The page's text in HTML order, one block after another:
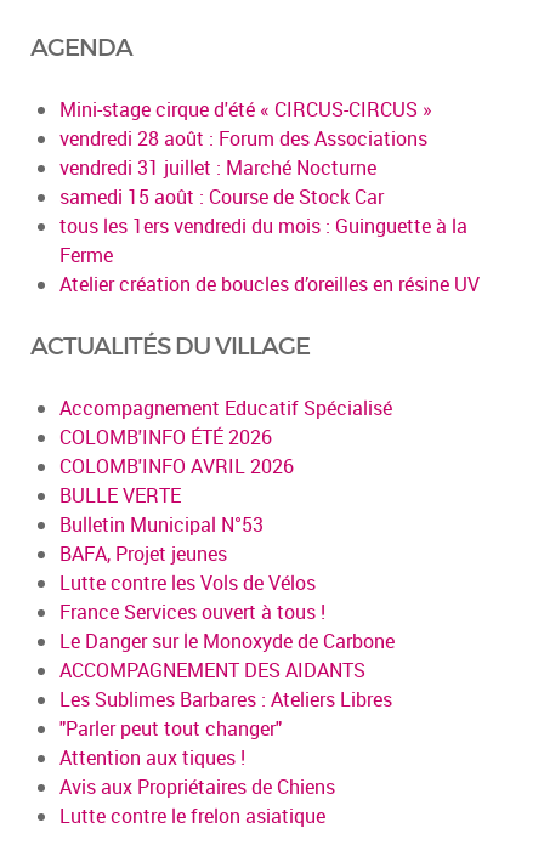
AGENDA
Mini-stage cirque d'été « CIRCUS-CIRCUS »
vendredi 28 août : Forum des Associations
vendredi 31 juillet : Marché Nocturne
samedi 15 août : Course de Stock Car
tous les 1ers vendredi du mois : Guinguette à la
Ferme
Atelier création de boucles d’oreilles en résine UV
ACTUALITÉS DU VILLAGE
Accompagnement Educatif Spécialisé
COLOMB'INFO ÉTÉ 2026
COLOMB'INFO AVRIL 2026
BULLE VERTE
Bulletin Municipal N°53
BAFA, Projet jeunes
Lutte contre les Vols de Vélos
France Services ouvert à tous !
Le Danger sur le Monoxyde de Carbone
ACCOMPAGNEMENT DES AIDANTS
Les Sublimes Barbares : Ateliers Libres
"Parler peut tout changer"
Attention aux tiques !
Avis aux Propriétaires de Chiens
Lutte contre le frelon asiatique